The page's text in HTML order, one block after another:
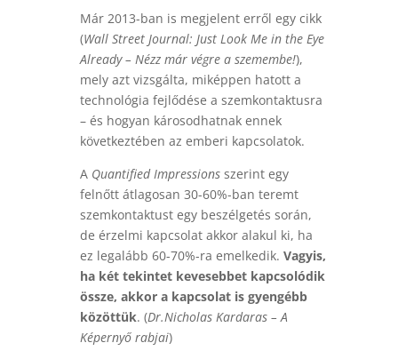
Már 2013-ban is megjelent erről egy cikk
(Wall Street Journal: Just Look Me in the Eye
Already – Nézz már végre a szemembe!),
mely azt vizsgálta, miképpen hatott a
technológia fejlődése a szemkontaktusra
– és hogyan károsodhatnak ennek
következtében az emberi kapcsolatok.
A Quantified Impressionsszerint egy
felnőtt átlagosan 30-60%-ban teremt
szemkontaktust egy beszélgetés során,
de érzelmi kapcsolat akkor alakul ki, ha
ez legalább 60-70%-ra emelkedik. Vagyis,
ha két tekintet kevesebbet kapcsolódik
össze, akkor a kapcsolat is gyengébb
közöttük. (Dr.Nicholas Kardaras – A
Képernyő rabjai)